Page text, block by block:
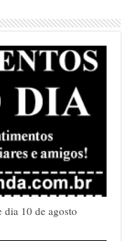
dia 10 de agosto